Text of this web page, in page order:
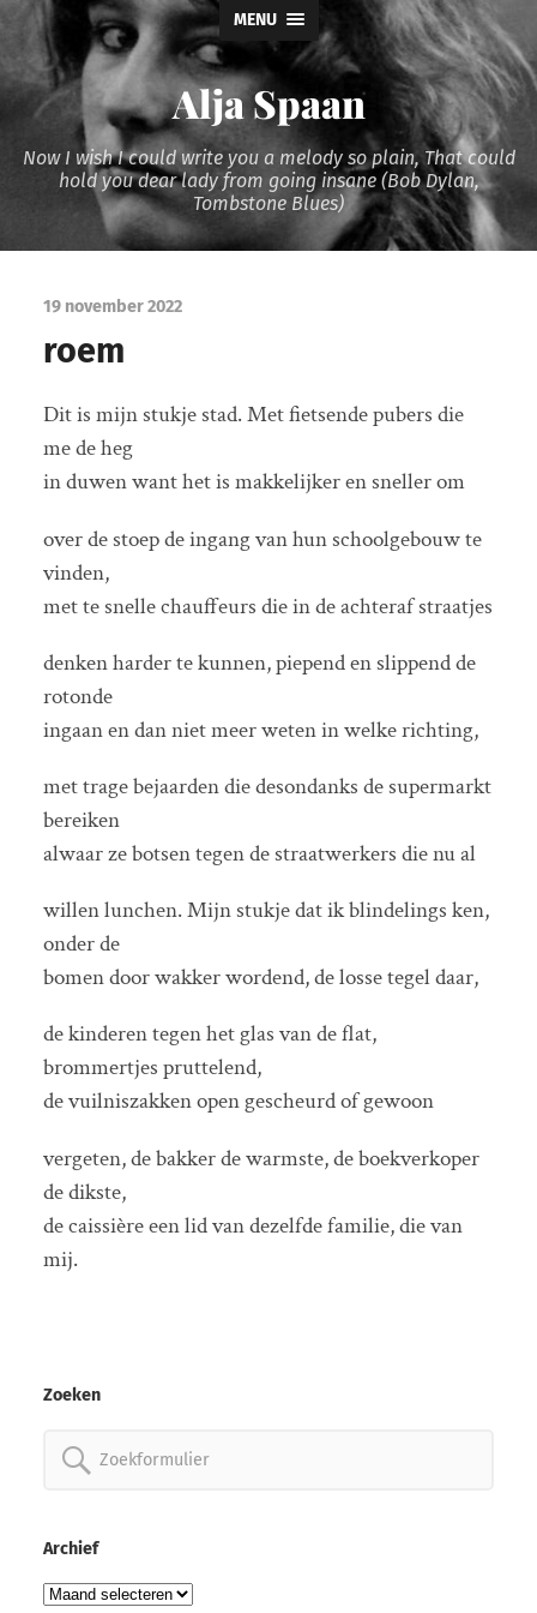
MENU
Alja Spaan
Now I wish I could write you a melody so plain, That could
hold you dear lady from going insane (Bob Dylan,
Tombstone Blues)
19 november 2022
roem
Dit is mijn stukje stad. Met fietsende pubers die
me de heg
in duwen want het is makkelijker en sneller om
over de stoep de ingang van hun schoolgebouw te
vinden,
met te snelle chauffeurs die in de achteraf straatjes
denken harder te kunnen, piepend en slippend de
rotonde
ingaan en dan niet meer weten in welke richting,
met trage bejaarden die desondanks de supermarkt
bereiken
alwaar ze botsen tegen de straatwerkers die nu al
willen lunchen. Mijn stukje dat ik blindelings ken,
onder de
bomen door wakker wordend, de losse tegel daar,
de kinderen tegen het glas van de flat,
brommertjes pruttelend,
de vuilniszakken open gescheurd of gewoon
vergeten, de bakker de warmste, de boekverkoper
de dikste,
de caissière een lid van dezelfde familie, die van
mij.
Zoeken
Zoeken
Archief
Archief